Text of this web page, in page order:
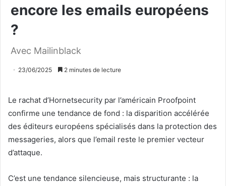
encore les emails européens
?
Avec Mailinblack
23/06/2025 2 minutes de lecture
Le rachat d’Hornetsecurity par l’américain Proofpoint
confirme une tendance de fond : la disparition accélérée
des éditeurs européens spécialisés dans la protection des
messageries, alors que l’email reste le premier vecteur
d’attaque.
C’est une tendance silencieuse, mais structurante : la